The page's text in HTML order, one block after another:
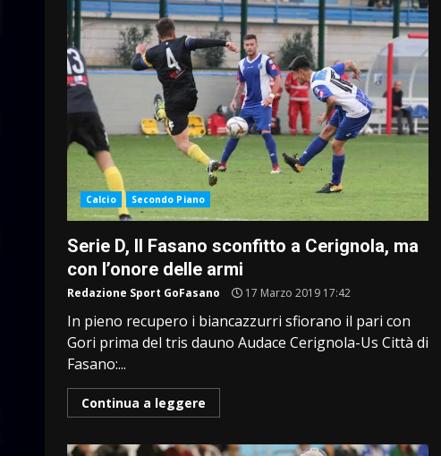
Calcio Secondo Piano
Serie D, Il Fasano sconfitto a Cerignola, ma
con l’onore delle armi
Redazione Sport GoFasano 17 Marzo 2019 17:42
In pieno recupero i biancazzurri sfiorano il pari con
Gori prima del tris dauno Audace Cerignola-Us Città di
Fasano:...
Continua a leggere